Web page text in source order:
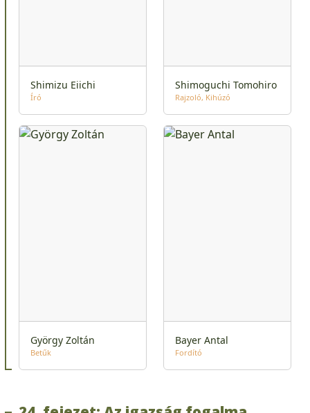
Shimizu Eiichi
Író
Shimoguchi Tomohiro
Rajzoló Kihúzó
György Zoltán
Betűk
Bayer Antal
Fordító